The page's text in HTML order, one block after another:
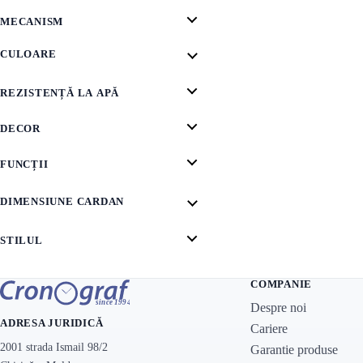
MECANISM
CULOARE
REZISTENȚĂ LA APĂ
DECOR
FUNCȚII
DIMENSIUNE CARDAN
STILUL
ADRESA JURIDICĂ
2001 strada Ismail 98/2
COMPANIE
Despre noi
Cariere
Garantie produse